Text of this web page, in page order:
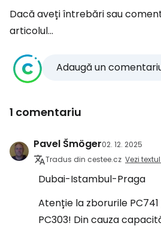
Dacă aveți întrebări sau
articolul...
Adaugă un
1 comentariu
Pavel Šmöger02. 12. 2025
Tradus din cestee.cz Vezi
Dubai-Istambul-Praga
Atenție la zborurile
PC303! Din cauza